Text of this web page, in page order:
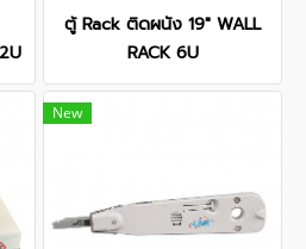
ตู้ Rack ติดผนัง 19" WALL
RACK 6U
New